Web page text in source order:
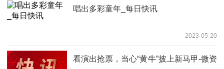
唱出多彩童年_每日快讯
2023-05-20
看演出抢票，当心“黄牛”披上新马甲-微资